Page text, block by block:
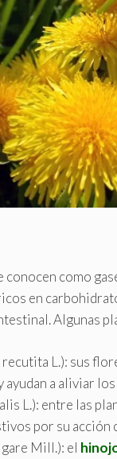
conocen como
en
Algunas
L.): sus
a aliviar
L.): entre las
por su acción
Mill.): el